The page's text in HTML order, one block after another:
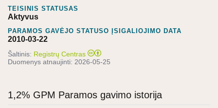
TEISINIS STATUSAS
Aktyvus
PARAMOS GAVĖJO STATUSO ĮSIGALIOJIMO DATA
2010-03-22
Šaltinis: Registrų Centras
Duomenys atnaujinti: 2026-05-25
1,2% GPM Paramos gavimo istorija